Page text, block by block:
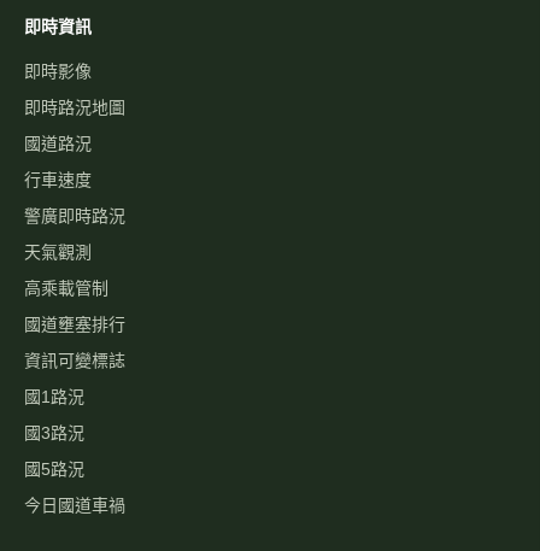
即時資訊
即時影像
即時路況地圖
國道路況
行車速度
警廣即時路況
天氣觀測
高乘載管制
國道壅塞排行
資訊可變標誌
國1路況
國3路況
國5路況
今日國道車禍